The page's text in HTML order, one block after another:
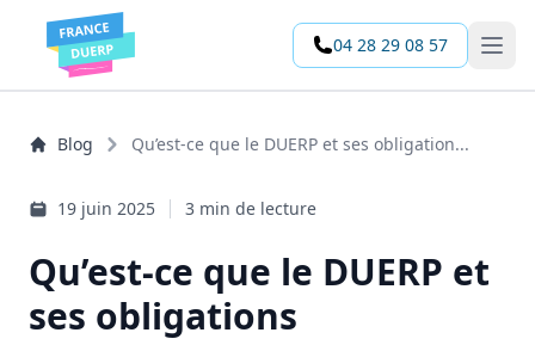
04 28 29 08 57
Blog Qu’est-ce que le DUERP et ses obligation...
19 juin 2025 3 min de lecture
Qu’est-ce que le DUERP et
ses obligations